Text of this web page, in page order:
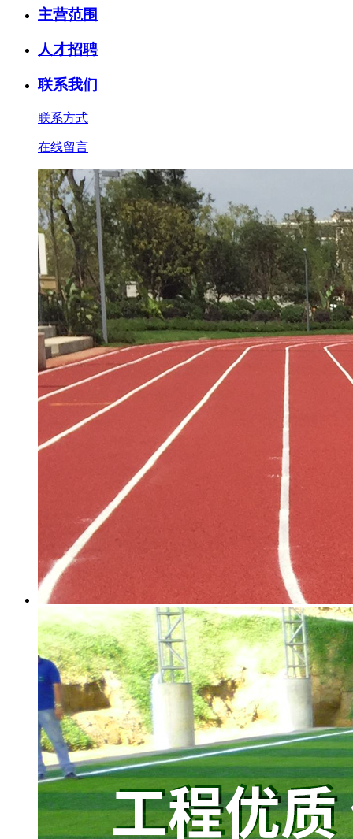
主营范围
人才招聘
联系我们
联系方式
在线留言